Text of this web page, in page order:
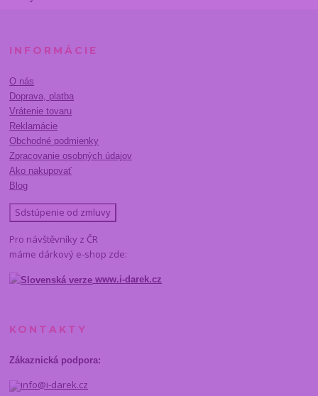
INFORMÁCIE
O nás
Doprava, platba
Vrátenie tovaru
Reklamácie
Obchodné podmienky
Zpracovanie osobných údajov
Ako nakupovať
Blog
Sdstúpenie od zmluvy
Pro návštěvníky z ČR
máme dárkový e-shop zde:
www.i-darek.cz
KONTAKTY
Zákaznická podpora:
info@i-darek.cz